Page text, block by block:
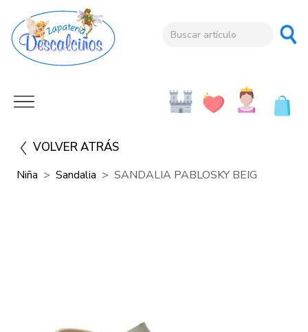
VOLVER ATRÁS
Niña Sandalia SANDALIA PABLOSKY BEIG